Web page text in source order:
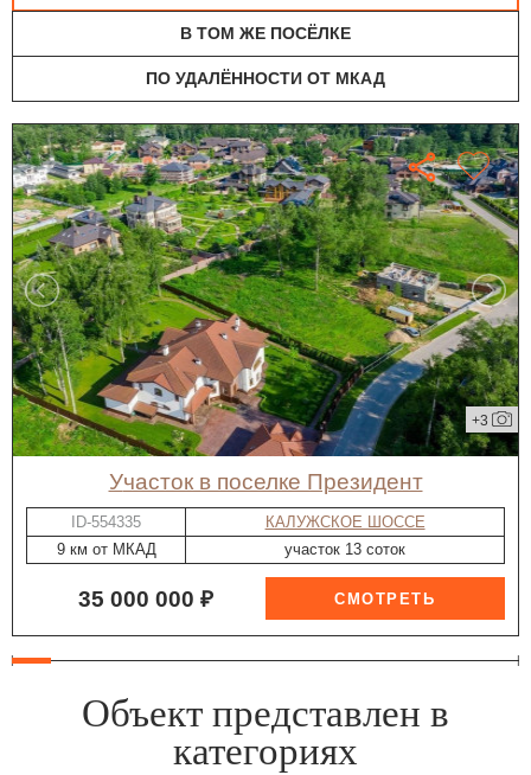
В ТОМ ЖЕ ПОСЁЛКЕ
ПО УДАЛЁННОСТИ ОТ МКАД
+3
участок в поселке Президент
ID-554335
КАЛУЖСКОЕ ШОССЕ
9 км от МКАД
участок 13 соток
35 000 000 ₽
Объект представлен в
категориях